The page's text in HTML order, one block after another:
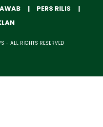
PERS RILIS
- ALL RIGHTS RESERVED